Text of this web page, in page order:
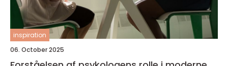
inspiration
06. October 2025